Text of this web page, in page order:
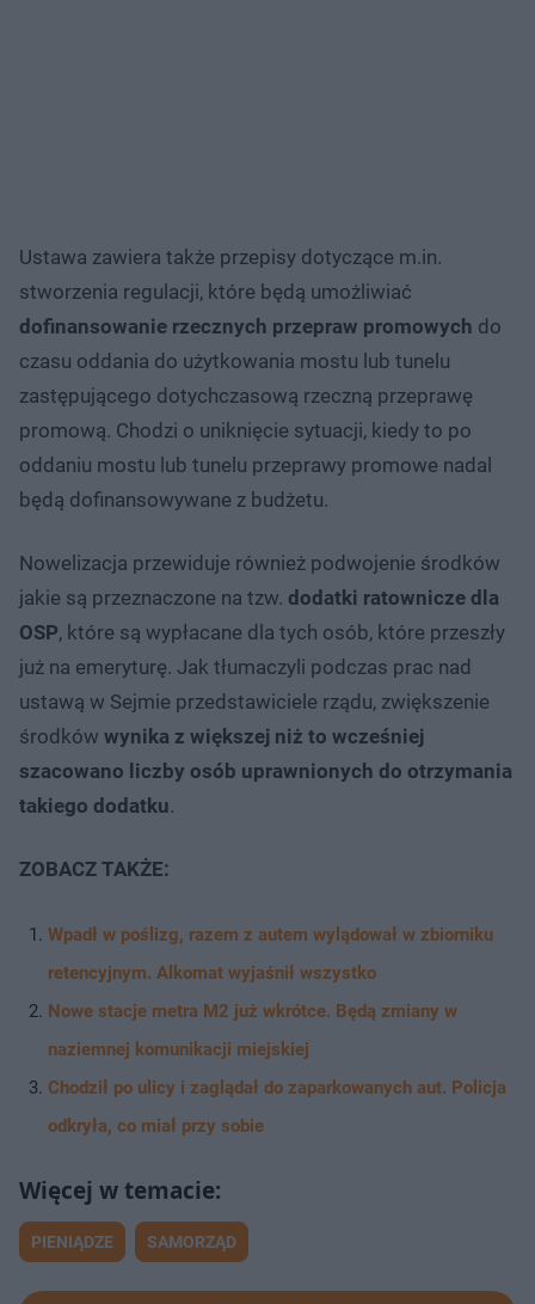
Ustawa zawiera także przepisy dotyczące m.in.
stworzenia regulacji, które będą umożliwiać
dofinansowanie rzecznych przepraw promowych do
czasu oddania do użytkowania mostu lub tunelu
zastępującego dotychczasową rzeczną przeprawę
promową. Chodzi o uniknięcie sytuacji, kiedy to po
oddaniu mostu lub tunelu przeprawy promowe nadal
będą dofinansowywane z budżetu.
Nowelizacja przewiduje również podwojenie środków
jakie są przeznaczone na tzw. dodatki ratownicze dla
OSP, które są wypłacane dla tych osób, które przeszły
już na emeryturę. Jak tłumaczyli podczas prac nad
ustawą w Sejmie przedstawiciele rządu, zwiększenie
środków wynika z większej niż to wcześniej
szacowano liczby osób uprawnionych do otrzymania
takiego dodatku.
ZOBACZ TAKŻE:
Wpadł w poślizg, razem z autem wylądował w zbiorniku
retencyjnym. Alkomat wyjaśnił wszystko
Nowe stacje metra M2 już wkrótce. Będą zmiany w
naziemnej komunikacji miejskiej
Chodził po ulicy i zaglądał do zaparkowanych aut. Policja
odkryła, co miał przy sobie
PIENIĄDZE SAMORZĄD